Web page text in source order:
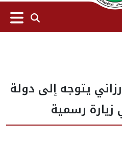
يتوجه إلى دولة
زيارة رسمية